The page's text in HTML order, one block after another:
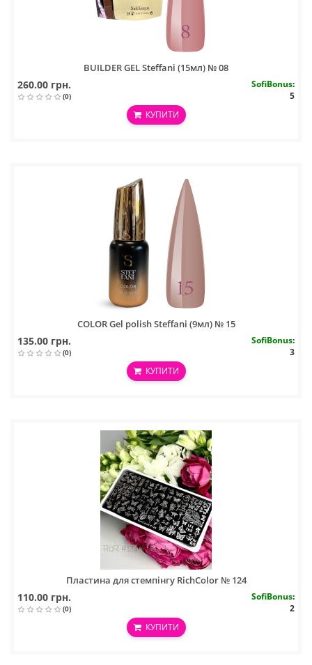
BUILDER GEL Steffani (15мл) № 08
260.00 грн.
(0)
SofiBonus:
5
КУПИТИ
COLOR Gel polish Steffani (9мл) № 15
135.00 грн.
(0)
SofiBonus:
3
КУПИТИ
Пластина для стемпінгу RichColor № 124
110.00 грн.
(0)
SofiBonus:
2
КУПИТИ